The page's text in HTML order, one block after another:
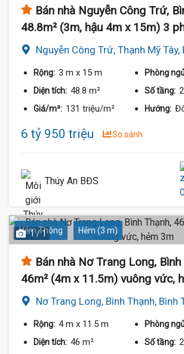
Bán nhà Nguyễn Công Trứ,
48.8m² (3m, hậu 4m x 15m) 3
Nguyễn Công Trứ, Thạnh Mỹ Tây,
Rộng: 3 m x 15 m Phòng
Diện tích: 48.8 m² Số tầng:
Giá/m²: 131 triệu/m² Hướng:
6 tỷ 950 triệu So sánh
Thúy An BĐS
Hẻm Thông Hẻm (3 m)
1 / 1
Bán nhà Nơ Trang Long, Bình
46m² (4m x 11.5m) vuông vức,
Nơ Trang Long, Bình Thạnh, Bình
Rộng: 4 m x 11.5 m Phòng
Diện tích: 46 m² Số tầng: